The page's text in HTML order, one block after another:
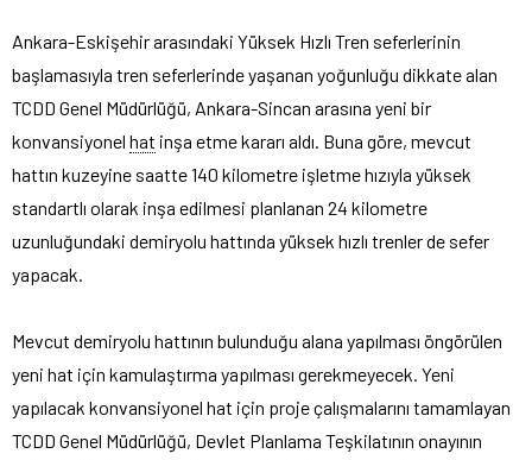
Ankara-Eskişehir arasındaki Yüksek Hızlı Tren seferlerinin
başlamasıyla tren seferlerinde yaşanan yoğunluğu dikkate alan
TCDD Genel Müdürlüğü, Ankara-Sincan arasına yeni bir
konvansiyonel hat inşa etme kararı aldı. Buna göre, mevcut
hattın kuzeyine saatte 140 kilometre işletme hızıyla yüksek
standartlı olarak inşa edilmesi planlanan 24 kilometre
uzunluğundaki demiryolu hattında yüksek hızlı trenler de sefer
yapacak.
Mevcut demiryolu hattının bulunduğu alana yapılması öngörülen
yeni hat için kamulaştırma yapılması gerekmeyecek. Yeni
yapılacak konvansiyonel hat için proje çalışmalarını tamamlayan
TCDD Genel Müdürlüğü, Devlet Planlama Teşkilatının onayının